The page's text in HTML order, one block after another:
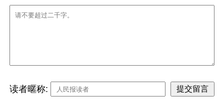
读者暱称: